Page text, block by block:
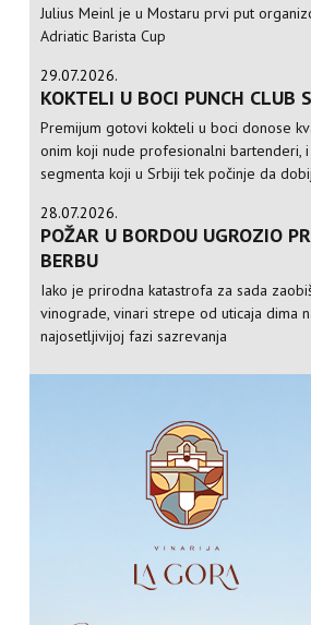
Julius Meinl je u Mostaru prvi put
Adriatic Barista Cup
29.07.2026.
KOKTELI U BOCI PUNCH CLUB
Premijum gotovi kokteli u boci donose
onim koji nude profesionalni bartenderi,
segmenta koji u Srbiji tek počinje da
28.07.2026.
POŽAR U BORDOU UGROZIO
BERBU
Iako je prirodna katastrofa za sada
vinograde, vinari strepe od uticaja dima
najosetljivijoj fazi sazrevanja